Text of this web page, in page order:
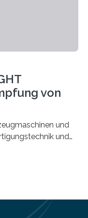
von
und
und
erzielt: Der
HoverLIGHT einen